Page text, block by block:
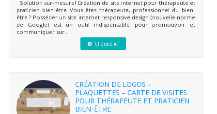
Solution sur-mesure! Création de site internet pour thérapeute et
praticien bien-être Vous êtes thérapeute, professionnel du bien-
être ? Posséder un site internet responsive design (nouvelle norme
de Google) est un outil indispensable pour promouvoir et
communiquer sur...
Cliquez ici
CRÉATION DE LOGOS –
PLAQUETTES – CARTE DE VISITES
POUR THÉRAPEUTE ET PRATICIEN
BIEN-ÊTRE